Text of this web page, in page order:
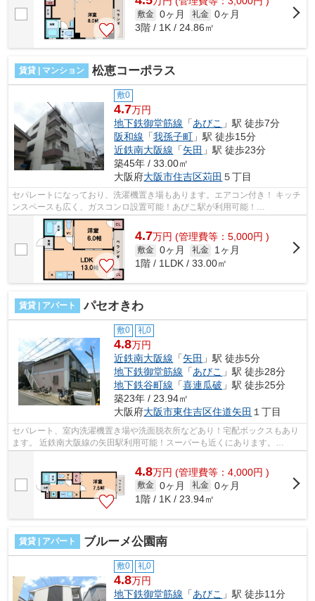
敷金 0ヶ月 礼金 0ヶ月
3階 / 1K / 24.86㎡
賃貸 | マンション 松恵コーポラス
敷0
4.7万円
地下鉄御堂筋線 「あびこ 」駅 徒歩7分
阪和線 「我孫子町 」駅 徒歩15分
近鉄南大阪線 「矢田 」駅 徒歩23分
築45年 / 33.00㎡
大阪府大阪市住吉区苅田 ５丁目
セパレートになっており、洗濯機置き場もあります。エアコン付き！ キッチ
ンスペースも広く、ガスコンロ設置可能！あびこ駅が利用可能！
■□■□■□■□■□■□■□■□■□■□■□■□■□■□■□■□■□■□■□■□ ...
4.7万円 (管理費等：5,000円 )
敷金 0ヶ月 礼金
1ヶ月
1階 / 1LDK / 33.00㎡
賃貸 | アパート パセオきわ
敷0 礼0
4.8万円
近鉄南大阪線 「矢田 」駅 徒歩5分
地下鉄御堂筋線 「あびこ 」駅 徒歩28分
地下鉄谷町線 「喜連瓜破 」駅 徒歩25分
築23年 / 23.94㎡
大阪府大阪市東住吉区住道矢田 １丁目
セパレート、室内洗濯機置き場や洗面脱衣所などあり！宅配ボックスもあり
ます。 近鉄南大阪線の矢田駅利用可能！スーパーも近くにあります。
■□■□■□■□■□■□■□■□■□■□■□■□■□■□■□■□■□■□■...
4.8万円 (管理費等：4,000円 )
敷金 0ヶ月 礼金 0ヶ月
1階 / 1K / 23.94㎡
賃貸 | アパート ブルーメ公園南
敷0 礼0
4.8万円
地下鉄御堂筋線 「あびこ 」駅 徒歩11分